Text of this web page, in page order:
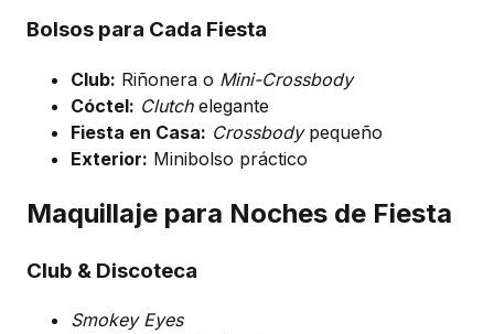
Bolsos para Cada Fiesta
Club: Riñonera o Mini-Crossbody
Cóctel: Clutchelegante
Fiesta en Casa: Crossbodypequeño
Exterior: Minibolso práctico
Maquillaje para Noches de Fiesta
Club & Discoteca
Smokey Eyes